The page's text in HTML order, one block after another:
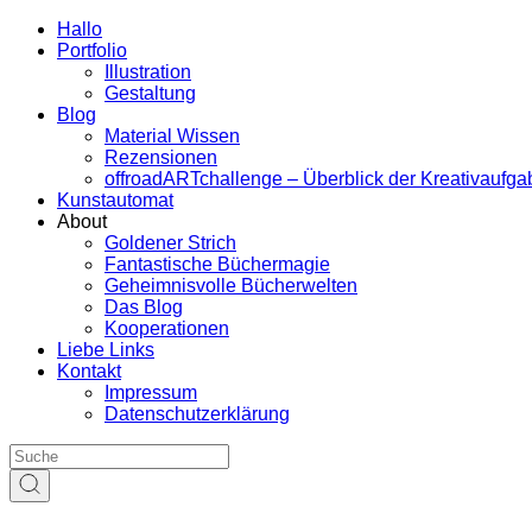
Hallo
Portfolio
Illustration
Gestaltung
Blog
Material Wissen
Rezensionen
offroadARTchallenge – Überblick der
Kunstautomat
About
Goldener Strich
Fantastische Büchermagie
Geheimnisvolle Bücherwelten
Das Blog
Kooperationen
Liebe Links
Kontakt
Impressum
Datenschutzerklärung